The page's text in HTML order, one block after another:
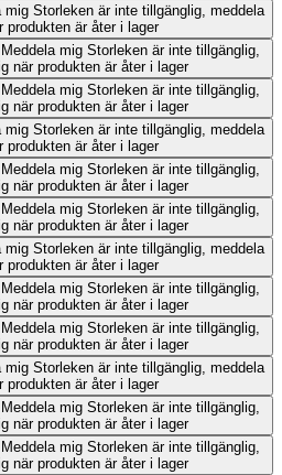
mig Storleken är inte tillgänglig, meddela
produkten är åter i lager
Meddela mig Storleken är inte tillgänglig,
när produkten är åter i lager
Meddela mig Storleken är inte tillgänglig,
när produkten är åter i lager
mig Storleken är inte tillgänglig, meddela
produkten är åter i lager
Meddela mig Storleken är inte tillgänglig,
när produkten är åter i lager
Meddela mig Storleken är inte tillgänglig,
när produkten är åter i lager
mig Storleken är inte tillgänglig, meddela
produkten är åter i lager
Meddela mig Storleken är inte tillgänglig,
när produkten är åter i lager
Meddela mig Storleken är inte tillgänglig,
när produkten är åter i lager
mig Storleken är inte tillgänglig, meddela
produkten är åter i lager
Meddela mig Storleken är inte tillgänglig,
när produkten är åter i lager
Meddela mig Storleken är inte tillgänglig,
när produkten är åter i lager